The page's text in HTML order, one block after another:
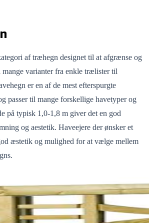
af træhegn designet til at afgrænse og
mange varianter fra enkle trælister til
er en af de mest efterspurgte
passer til mange forskellige havetyper og
på typisk 1,0-1,8 m giver det en god
og aestetik. Haveejere der ønsker et
æstetik og mulighed for at vælge mellem